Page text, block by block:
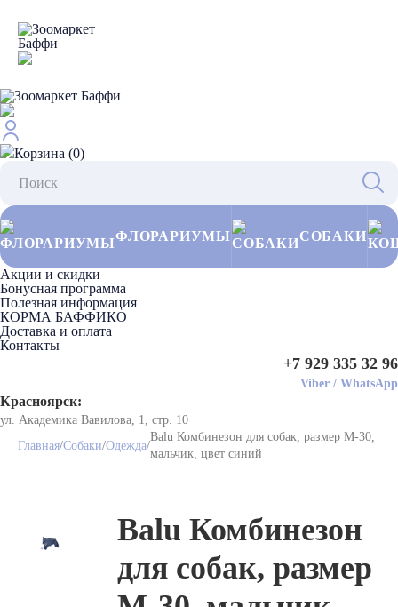
Корзина (0)
ФЛОРАРИУМЫ СОБАКИ
Акции и скидки
Бонусная программа
Полезная информация
КОРМА БАФФИКО
Доставка и оплата
Контакты
+7 929 335 32 96
Viber / WhatsApp
Красноярск:
ул. Академика Вавилова, 1, стр. 10
Главная/Собаки/Одежда/
Balu Комбинезон для собак, размер М-30,
мальчик, цвет синий
Balu Комбинезон
для собак, размер